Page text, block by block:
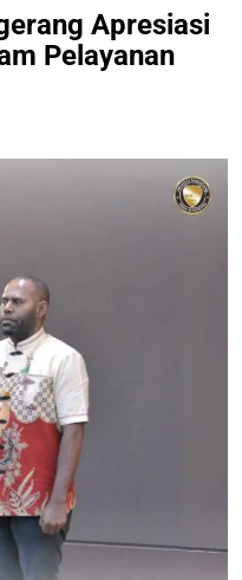
Apresiasi
Pelayanan